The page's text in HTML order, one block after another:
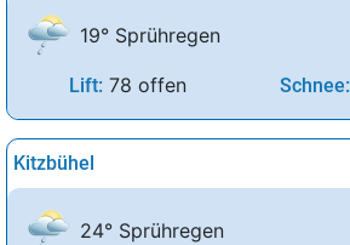
19° Sprühregen
Lift: 78 offen Schnee:
Kitzbühel
24° Sprühregen